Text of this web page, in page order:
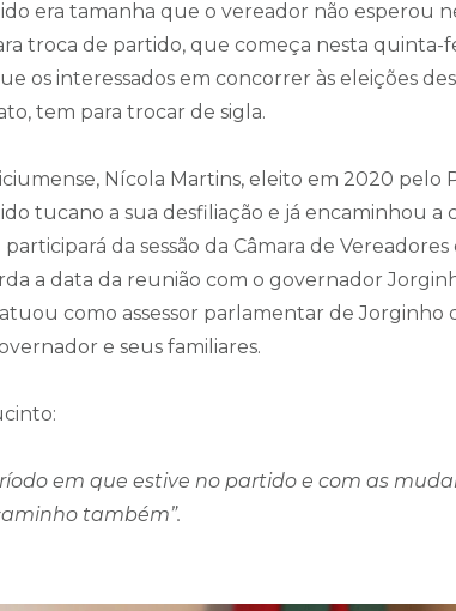
era tamanha que o vereador não esperou
troca de partido, que começa nesta quinta-
os interessados em concorrer às eleições
tem para trocar de sigla.
Nícola Martins, eleito em 2020 pelo
tucano a sua desfiliação e já encaminhou a
da sessão da Câmara de
a data da reunião com o governador
como assessor parlamentar de Jorginho
e seus familiares.
em que estive no partido e com as
também”.